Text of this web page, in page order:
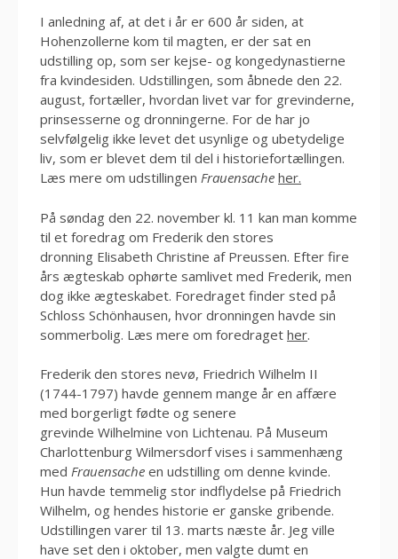
I anledning af, at det i år er 600 år siden, at
Hohenzollerne kom til magten, er der sat en
udstilling op, som ser kejse- og kongedynastierne
fra kvindesiden. Udstillingen, som åbnede den 22.
august, fortæller, hvordan livet var for grevinderne,
prinsesserne og dronningerne. For de har jo
selvfølgelig ikke levet det usynlige og ubetydelige
liv, som er blevet dem til del i historiefortællingen.
Læs mere om udstillingen Frauensache her.
På søndag den 22. november kl. 11 kan man komme
til et foredrag om Frederik den stores
dronning Elisabeth Christine af Preussen. Efter fire
års ægteskab ophørte samlivet med Frederik, men
dog ikke ægteskabet. Foredraget finder sted på
Schloss Schönhausen, hvor dronningen havde sin
sommerbolig. Læs mere om foredraget her.
Frederik den stores nevø, Friedrich Wilhelm II
(1744-1797) havde gennem mange år en affære
med borgerligt fødte og senere
grevinde Wilhelmine von Lichtenau. På Museum
Charlottenburg Wilmersdorf vises i sammenhæng
med Frauensache en udstilling om denne kvinde.
Hun havde temmelig stor indflydelse på Friedrich
Wilhelm, og hendes historie er ganske gribende.
Udstillingen varer til 13. marts næste år. Jeg ville
have set den i oktober, men valgte dumt en